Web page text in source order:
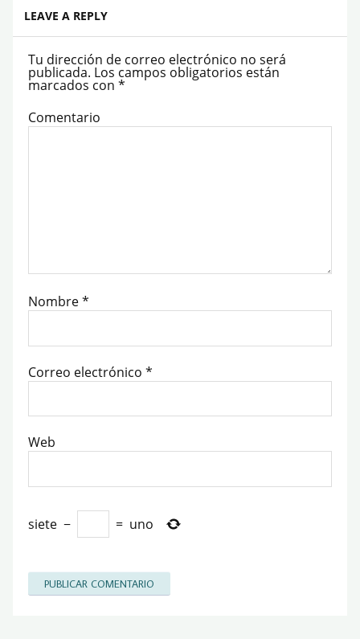
LEAVE A REPLY
Tu dirección de correo electrónico no será
publicada. Los campos obligatorios están
marcados con*
Comentario
Nombre*
Correo electrónico*
Web
siete − = uno